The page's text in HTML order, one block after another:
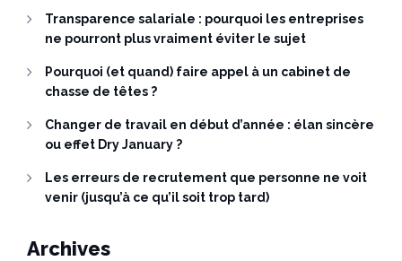
Transparence salariale : pourquoi les entreprises
ne pourront plus vraiment éviter le sujet
Pourquoi (et quand) faire appel à un cabinet de
chasse de têtes ?
Changer de travail en début d’année : élan sincère
ou effet Dry January ?
Les erreurs de recrutement que personne ne voit
venir (jusqu’à ce qu’il soit trop tard)
Archives